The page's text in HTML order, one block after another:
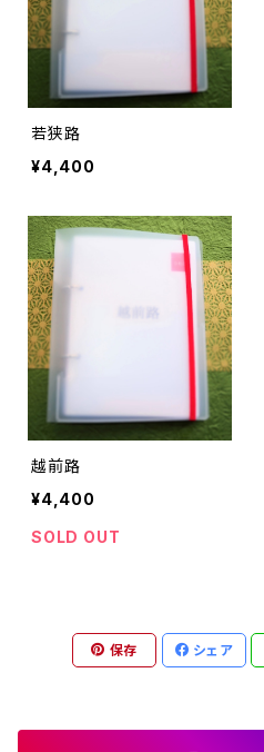
若狭路
¥4,400
越前路
¥4,400
SOLD OUT
保存 シェア